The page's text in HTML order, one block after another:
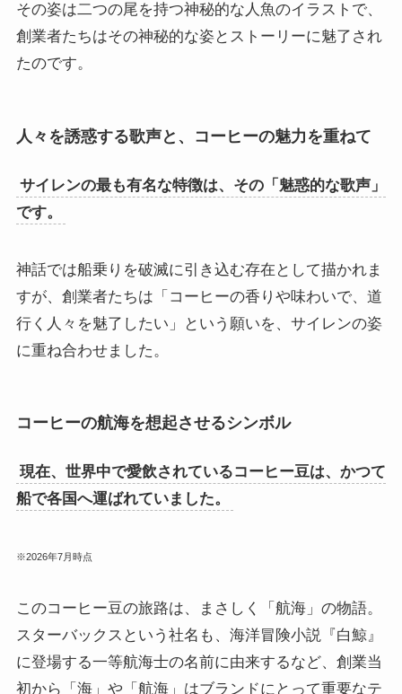
その姿は二つの尾を持つ神秘的な人魚のイラストで、
創業者たちはその神秘的な姿とストーリーに魅了され
たのです。
人々を誘惑する歌声と、コーヒーの魅力を重ねて
サイレンの最も有名な特徴は、その「魅惑的な歌声」
です。
神話では船乗りを破滅に引き込む存在として描かれま
すが、創業者たちは「コーヒーの香りや味わいで、道
行く人々を魅了したい」という願いを、サイレンの姿
に重ね合わせました。
コーヒーの航海を想起させるシンボル
現在、世界中で愛飲されているコーヒー豆は、かつて
船で各国へ運ばれていました。
※2026年7月時点
このコーヒー豆の旅路は、まさしく「航海」の物語。
スターバックスという社名も、海洋冒険小説『白鯨』
に登場する一等航海士の名前に由来するなど、創業当
初から「海」や「航海」はブランドにとって重要なテ